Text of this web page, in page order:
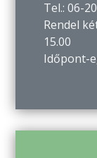
Tel.: 06-
Rendel
15.00
Időpont-